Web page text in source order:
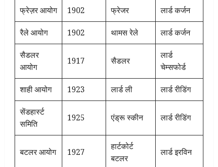
फ्रेज़र आयोग 1902 फ्रेजर लार्ड कर्जन
रैले आयोग 1902 थामस रेले लार्ड कर्जन
सैडलर
आयोग
1917 सैडलर
लार्ड
चेम्सफोर्ड
शाही आयोग 1923 लार्ड ली लार्ड रीडिंग
सेंडहार्स्ट
समिति
1925 एंड्रू स्कीन लार्ड रीडिंग
बटलर आयोग 1927
हार्टकोर्ट
बटलर
लार्ड इरविन